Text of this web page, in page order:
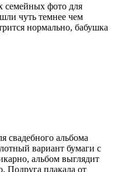
семейных фото для
чуть темнее чем
нормально, бабушка
свадебного альбома
вариант бумаги с
альбом выглядит
Подруга плакала от